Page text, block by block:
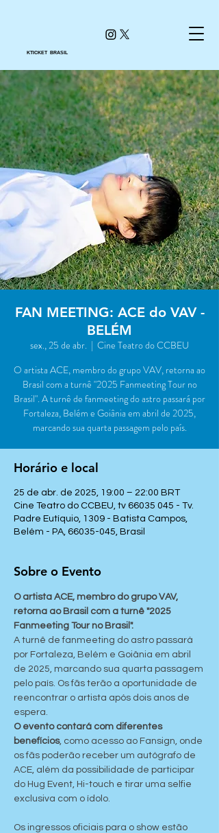
KTICKET BRASIL
FAN MEETING: ACE do VAV -
BELÉM
sex., 25 de abr.
  |
Cine Teatro do CCBEU
O artista ACE, membro do grupo VAV, retorna ao
Brasil com a turnê "2025 Fanmeeting Tour no
Brasil". A turnê de fanmeeting do astro passará por
Fortaleza, Belém e Goiânia em abril de 2025,
marcando sua quarta passagem pelo país.
Horário e local
25 de abr. de 2025, 19:00 – 22:00 BRT
Cine Teatro do CCBEU, tv 66035 045 - Tv.
Padre Eutíquio, 1309 - Batista Campos,
Belém - PA, 66035-045, Brasil
Sobre o Evento
O artista ACE, membro do grupo VAV,
retorna ao Brasil com a turnê "2025
Fanmeeting Tour no Brasil".
A turnê de fanmeeting do astro passará
por Fortaleza, Belém e Goiânia em abril
de 2025, marcando sua quarta passagem
pelo país. Os fãs terão a oportunidade de
reencontrar o artista após dois anos de
espera.
O evento contará com diferentes
benefícios, como acesso ao Fansign, onde
os fãs poderão receber um autógrafo de
ACE, além da possibilidade de participar
do Hug Event, Hi-touch e tirar uma selfie
exclusiva com o ídolo.
Os ingressos oficiais para o show estão